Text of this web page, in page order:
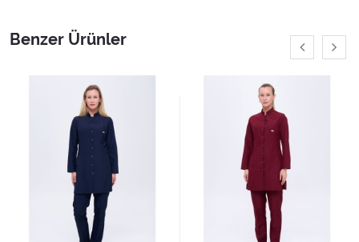
Benzer Ürünler